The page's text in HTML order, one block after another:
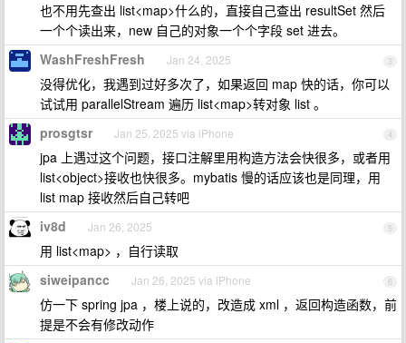
也不用先查出 list<map>什么的，直接自己查出 resultSet 然后
一个个读出来，new 自己的对象一个个字段 set 进去。
3
WashFreshFresh Jan 24, 2025
没得优化，我遇到过好多次了，如果返回 map 快的话，你可以
试试用 parallelStream 遍历 list<map>转对象 list 。
4
prosgtsr Jan 25, 2025 via iPhone
jpa 上遇过这个问题，接口注解里用构造方法会快很多，或者用
list<object>接收也快很多。mybatis 慢的话应该也是同理，用
list map 接收然后自己转吧
5
iv8d Jan 26, 2025
用 list<map> ，自行读取
6
siweipancc Jan 26, 2025 via iPhone
仿一下 spring jpa ，楼上说的，改造成 xml ，返回构造函数，前
提是不会有修改动作